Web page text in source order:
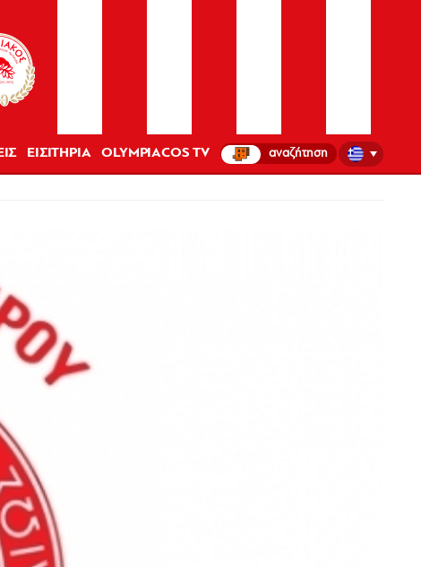
ΕΙΣΙΤΗΡΙΑ OLYMPIACOS TV